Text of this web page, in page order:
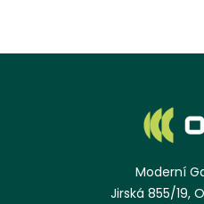
Moderní
Jirská 855/19,